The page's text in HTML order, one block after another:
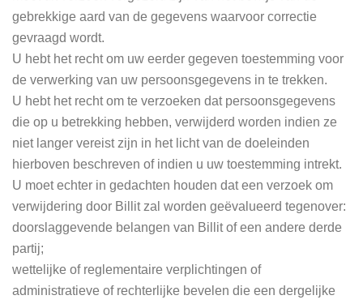
gebrekkige aard van de gegevens waarvoor correctie
gevraagd wordt.
U hebt het recht om uw eerder gegeven toestemming voor
de verwerking van uw persoonsgegevens in te trekken.
U hebt het recht om te verzoeken dat persoonsgegevens
die op u betrekking hebben, verwijderd worden indien ze
niet langer vereist zijn in het licht van de doeleinden
hierboven beschreven of indien u uw toestemming intrekt.
U moet echter in gedachten houden dat een verzoek om
verwijdering door Billit zal worden geëvalueerd tegenover:
doorslaggevende belangen van Billit of een andere derde
partij;
wettelijke of reglementaire verplichtingen of
administratieve of rechterlijke bevelen die een dergelijke